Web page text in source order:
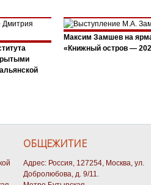
Максим Замшев на
«Книжный остров —
ОБЩЕЖИТИЕ
Адрес: Россия, 127254, Москва, ул.
Добролюбова, д. 9/11.